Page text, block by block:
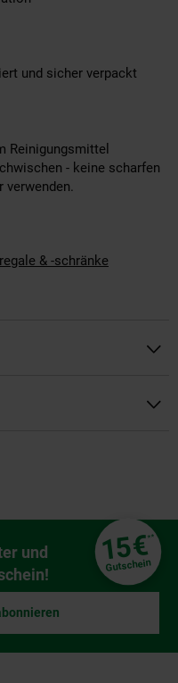
und sicher verpackt
Reinigungsmittel
- keine scharfen
verwenden.
& -schränke
und
15€**
Gutschein